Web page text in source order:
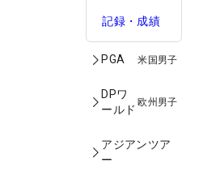
記録・成績
PGA 米国男子
DPワ
ールド
欧州男子
アジアンツア
ー